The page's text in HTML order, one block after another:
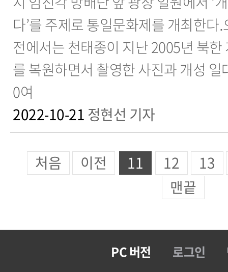
다’를 주제로 통일문화제를 개최한다
전에서는 천태종이 지난 2005년 북한
를 복원하면서 촬영한 사진과 개성 일
0여
2022-10-21 정현선 기자
처음 이전 11 12
13
맨끝
PC 버전 로그인